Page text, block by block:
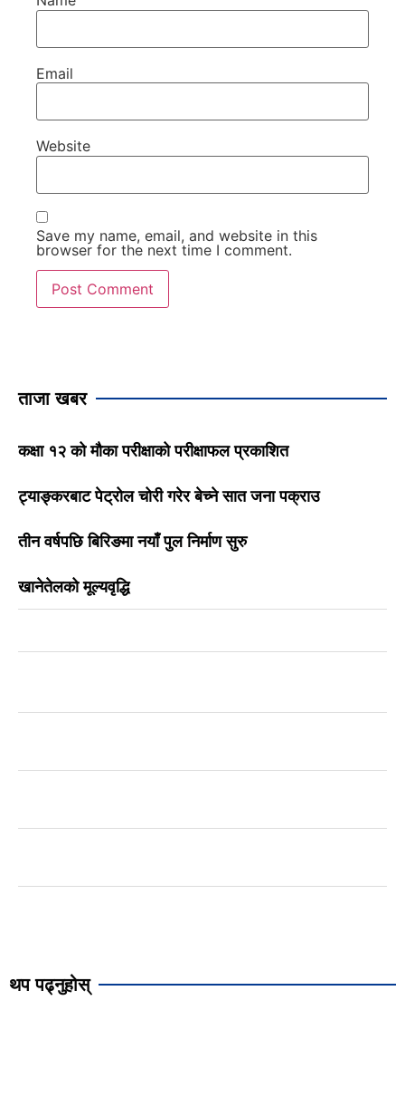
Email
Website
Save my name, email, and website in this
browser for the next time I comment.
ताजा खबर
कक्षा १२ को मौका परीक्षाको परीक्षाफल प्रकाशित
ट्याङ्करबाट पेट्रोल चोरी गरेर बेच्ने सात जना पक्राउ
तीन वर्षपछि बिरिङमा नयाँ पुल निर्माण सुरु
खानेतेलको मूल्यवृद्धि
थप पढ्नुहोस्